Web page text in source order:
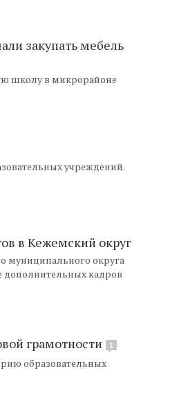
закупать мебель
школу в микрорайоне
учреждений.
в Кежемский округ
муниципального округа
дополнительных кадров
грамотности 1
образовательных